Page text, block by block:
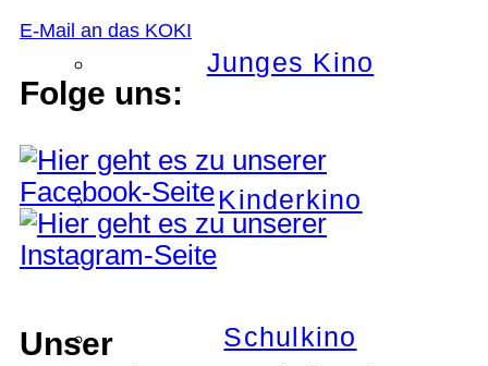
Junges Kino
Kinderkino
Schulkino
E-Mail an das KOKI
Folge uns:
Unser